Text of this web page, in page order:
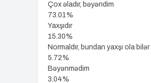
Çox əladır, bəyəndim
73.01%
Yaxşıdır
15.30%
Normaldır, bundan yaxşı ola bilər
5.72%
Bəyənmədim
3.04%